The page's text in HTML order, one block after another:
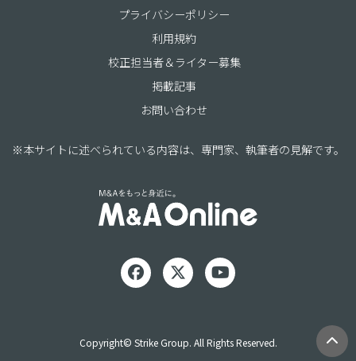
プライバシーポリシー
利用規約
校正担当者＆ライター募集
掲載記事
お問い合わせ
※本サイトに述べられている内容は、専門家、執筆者の見解です。
Copyright© Strike Group. All Rights Reserved.